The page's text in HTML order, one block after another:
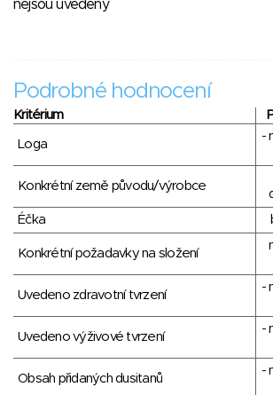
nejsou uvedeny
Podrobné hodnocení
Kritérium
Loga
-
Konkrétní země původu/výrobce
Éčka
Konkrétní požadavky na složení
Uvedeno zdravotní tvrzení
-
Uvedeno výživové tvrzení
-
Obsah přidaných dusitanů
-